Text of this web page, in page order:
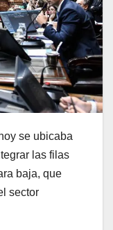
se ubicaba
las filas
baja, que
sector